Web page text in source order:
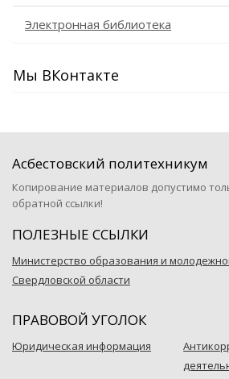
Электронная библиотека
Мы ВКонтакте
Асбестовский политехникум
Копирование материалов допустимо
обратной ссылки!
ПОЛЕЗНЫЕ ССЫЛКИ
Министерство образования и
Свердловской области
ПРАВОВОЙ УГОЛОК
Юридическая информация